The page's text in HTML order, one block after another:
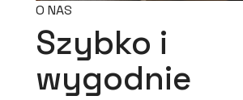
O NAS
Szybko i
wygodnie